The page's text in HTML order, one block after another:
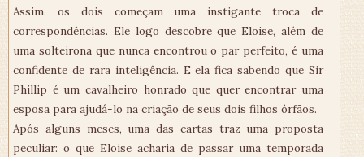
Assim, os dois começam uma instigante troca de
correspondências. Ele logo descobre que Eloise, além de
uma solteirona que nunca encontrou o par perfeito, é uma
confidente de rara inteligência. E ela fica sabendo que Sir
Phillip é um cavalheiro honrado que quer encontrar uma
esposa para ajudá-lo na criação de seus dois filhos órfãos.
Após alguns meses, uma das cartas traz uma proposta
peculiar: o que Eloise acharia de passar uma temporada